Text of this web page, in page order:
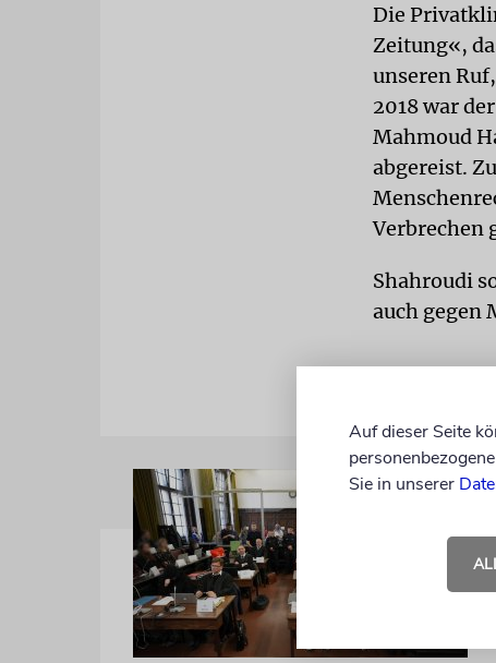
Die
Zeitung«,
unseren
2018 war
Mahmoud
abgereist.
Verbrechen
Shahroudi
auch gegen
Auf dieser Seite
Sie in unserer